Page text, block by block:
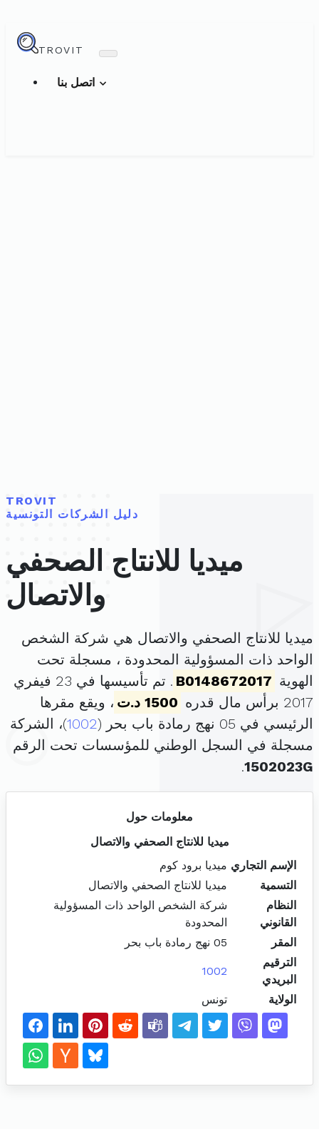
TROVIT
TROVIT
دليل الشركات التونسية
ميديا للانتاج الصحفي
والاتصال
ميديا للانتاج الصحفي والاتصال هي شركة الشخص
الواحد ذات المسؤولية المحدودة ، مسجلة تحت
الهوية B0148672017
. تم تأسيسها في 23 فيفري
2017 برأس مال قدره
1500 د.ت
، ويقع مقرها
الرئيسي في 05 نهج رمادة باب بحر (
1002)، الشركة
مسجلة في السجل الوطني للمؤسسات تحت الرقم
1502023G
.
معلومات حول
ميديا للانتاج الصحفي والاتصال
الإسم التجاري ميديا برود كوم
التسمية
ميديا للانتاج الصحفي والاتصال
النظام
القانوني
شركة الشخص الواحد ذات المسؤولية
المحدودة
المقر
05 نهج رمادة باب بحر
الترقيم
البريدي
1002
الولاية تونس